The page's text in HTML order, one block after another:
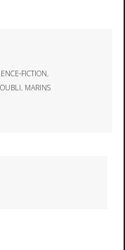
FICTION,
OUBLI, MARINS